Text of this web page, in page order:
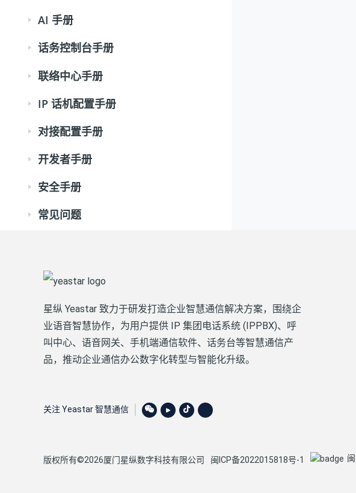
AI 手册
话务控制台手册
联络中心手册
IP 话机配置手册
对接配置手册
开发者手册
安全手册
常见问题
星纵 Yeastar 致力于研发打造企业智慧通信解决方案，围绕企
业语音智慧协作，为用户提供 IP 集团电话系统 (IPPBX)、呼
叫中心、语音网关、手机端通信软件、话务台等智慧通信产
品，推动企业通信办公数字化转型与智能化升级。
关注 Yeastar 智慧通信
版权所有©2026厦门星纵数字科技有限公司 闽ICP备2022015818号-1